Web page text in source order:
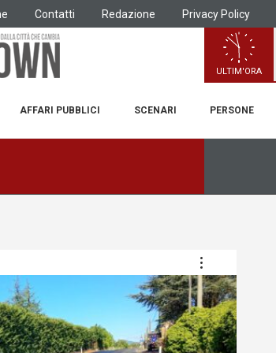
Contatti Redazione Privacy Policy
ULTIM'ORA
AFFARI PUBBLICI SCENARI PERSONE